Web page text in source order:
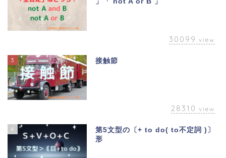
30099 view
3 接触節
28310 view
4
第5文型の〔+ to do( to不定詞 )〕
形